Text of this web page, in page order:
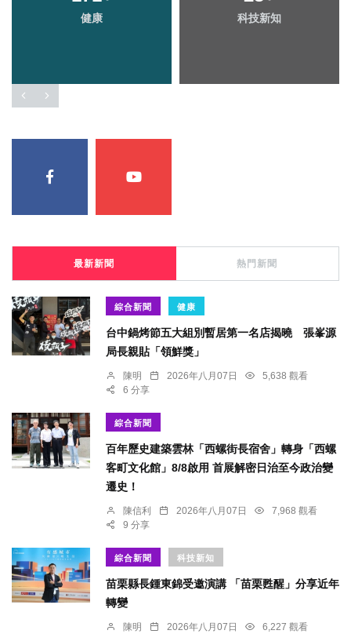
健康 科技新知
最新新聞 熱門新聞
綜合新聞 健康
台中鍋烤節五大組別暫居第一名店揭曉 張峯源
局長親貼「領鮮獎」
陳明 2026年八月07日
5,638 觀看
6 分享
綜合新聞
百年歷史建築雲林「西螺街長宿舍」轉身「西螺
客町文化館」8/8啟用 首展解密日治至今政治變
遷史！
陳信利 2026年八月07日
7,968 觀看
9 分享
綜合新聞 科技新知
苗栗縣長鍾東錦受邀演講 「苗栗甦醒」分享近年
轉變
陳明 2026年八月07日
6,227 觀看